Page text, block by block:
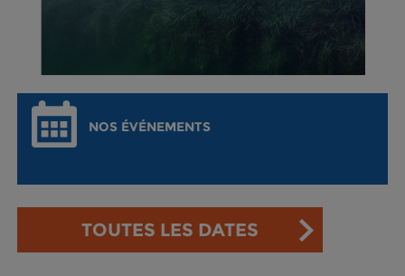
NOS ÉVÉNEMENTS
TOUTES LES DATES